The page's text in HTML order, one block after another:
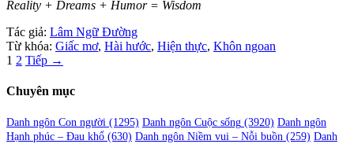
Reality + Dreams + Humor = Wisdom
Tác giả: Lâm Ngữ Đường
Từ khóa: Giấc mơ, Hài hước, Hiện thực, Khôn ngoan
Phân
trang
viết
1 2 Tiếp →
Chuyên mục
Danh ngôn Con người (1295) Danh ngôn Cuộc sống (3920) Danh ngôn
Hạnh phúc – Đau khổ (630) Danh ngôn Niềm vui – Nỗi buồn (259) Danh